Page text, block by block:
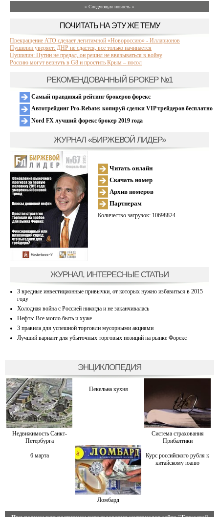
» Следующая новость »
ПОЧИТАТЬ НА ЭТУ ЖЕ ТЕМУ
Прекращение АТО сделает легитимной «Новороссию» - Илларионов
Пушилин уверяет: ДНР не сдастся, все только начинается
Пушилин: Путин не предал, он решил не ввязываться в войну
Россию могут вернуть в G8 и простить Крым – посол
РЕКОМЕНДОВАННЫЙ БРОКЕР №1
Самый правдивый рейтинг брокеров форекс
Автотрейдинг Pro-Rebate: копируй сделки VIP трейдеров бесплатно
Nord FX лучший форекс брокер 2019 года
ЖУРНАЛ «БИРЖЕВОЙ ЛИДЕР»
Читать онлайн
Скачать номер
Архив номеров
Партнерам
Количество загрузок: 10698824
ЖУРНАЛ, ИНТЕРЕСНЫЕ СТАТЬИ
3 вредные инвестиционные привычки, от которых нужно избавиться в 2015
году
Холодная война с Россией никогда и не заканчивалась
Нефть: Все могло быть и хуже…
3 правила для успешной торговли мусорными акциями
Лучший вариант для убыточных торговых позиций на рынке Форекс
ЭНЦИКЛОПЕДИЯ
Недвижимость Санкт-
Петербурга
Пекельна кухня
Система страхования
Прибалтики
6 марта
Ломбард
Курс российского рубля к
китайскому юаню